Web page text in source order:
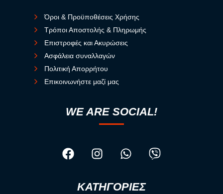
Όροι & Προϋποθέσεις Χρήσης
Τρόποι Αποστολής & Πληρωμής
Επιστροφές και Ακυρώσεις
Ασφάλεια συναλλαγών
Πολιτική Απορρήτου
Επικοινωνήστε μαζί μας
WE ARE SOCIAL!
ΚΑΤΗΓΟΡΙΕΣ